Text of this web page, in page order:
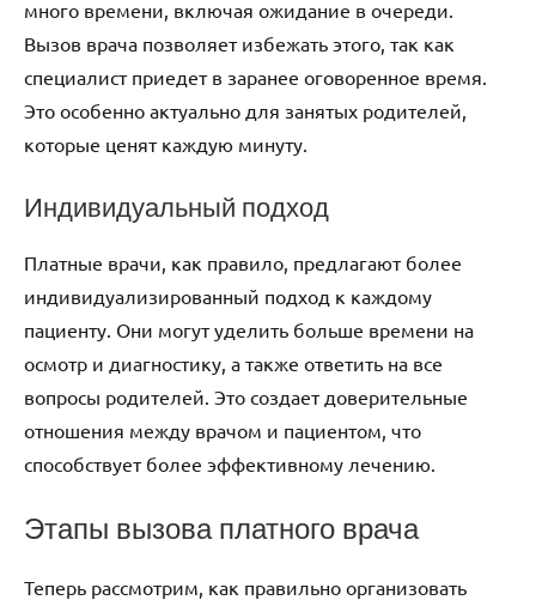
много времени, включая ожидание в очереди.
Вызов врача позволяет избежать этого, так как
специалист приедет в заранее оговоренное время.
Это особенно актуально для занятых родителей,
которые ценят каждую минуту.
Индивидуальный подход
Платные врачи, как правило, предлагают более
индивидуализированный подход к каждому
пациенту. Они могут уделить больше времени на
осмотр и диагностику, а также ответить на все
вопросы родителей. Это создает доверительные
отношения между врачом и пациентом, что
способствует более эффективному лечению.
Этапы вызова платного врача
Теперь рассмотрим, как правильно организовать